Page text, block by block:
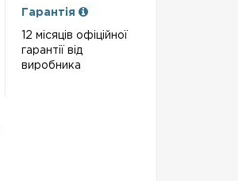
Гарантія
12 місяців офіційної
гарантії від
виробника